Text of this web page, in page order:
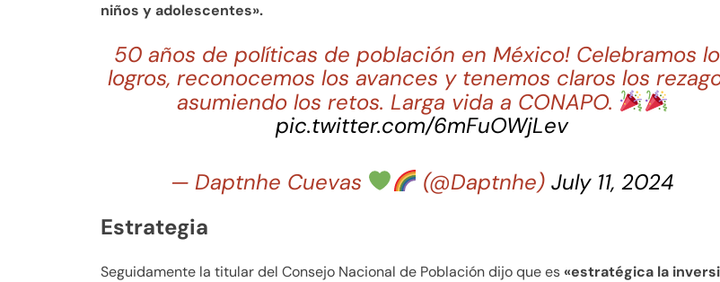
niños y adolescentes».
50 años de políticas de población en México! Celebramos
logros, reconocemos los avances y tenemos claros los
asumiendo los retos. Larga vida a CONAPO.
pic.twitter.com/6mFuOWjLev
— Daptnhe Cuevas (@Daptnhe)July 11, 2024
Estrategia
Seguidamente la titular del Consejo Nacional de Población dijo que es«estratégica la